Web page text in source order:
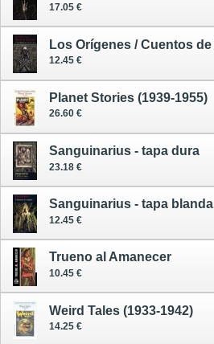
17.05 €
12.45 €
Planet Stories (1939-1955)
26.60 €
Sanguinarius - tapa dura
23.18 €
Sanguinarius - tapa blanda
12.45 €
Trueno al Amanecer
10.45 €
Weird Tales (1933-1942)
14.25 €